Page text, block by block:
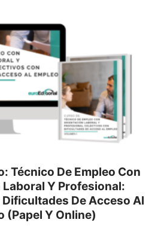
Técnico De Empleo Con
Y Profesional:
De Acceso Al
(Papel Y Online)